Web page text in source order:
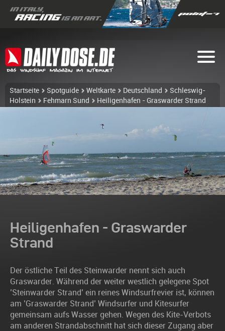
Startseite Spotguide Weltkarte Deutschland
Schleswig-
Holstein
Fehmarn Sund Heiligenhafen - Graswarder Strand
Heiligenhafen - Graswarder
Strand
Der östliche Teil des Steinwarder nennt sich auch
Graswarder. Während der weiter westlich gelegene Spot
’Steinwarder Strand’ ein reines Windsurfrevier ist, können
am ’Graswarder Strand’ Windsurfer und Kitesurfer
gemeinsam aufs Wasser gehen. Wegen des Kite-Verbots
am anderen Strandabschnitt hat sich dieser Zugang aber